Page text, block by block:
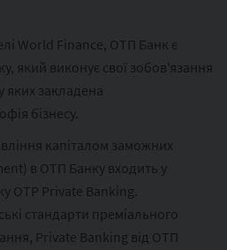
World Finance, ОТП Банк є
який виконує свої зобов'язання
яких закладена
бізнесу.
капіталом заможних
в ОТП Банку входить у
OTP Private Banking.
стандарти преміального
Private Banking від ОТП